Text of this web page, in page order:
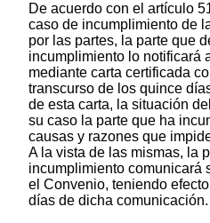
De acuerdo con el artículo
caso de incumplimiento de
por las partes, la parte que
incumplimiento lo notificará
mediante carta certificada
transcurso de los quince
de esta carta, la situación
su caso la parte que ha
causas y razones que
A la vista de las mismas, la
incumplimiento comunicará
el Convenio, teniendo
días de dicha comunicación.